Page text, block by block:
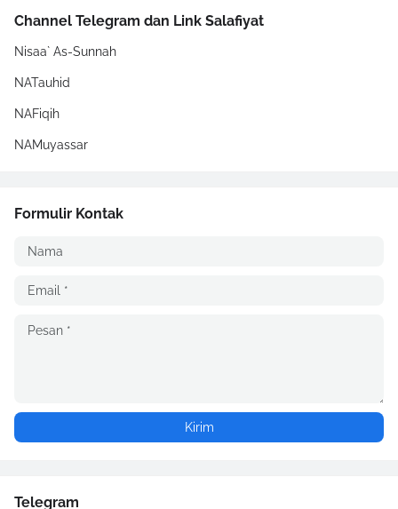
Channel Telegram dan Link Salafiyat
Nisaa` As-Sunnah
NATauhid
NAFiqih
NAMuyassar
Formulir Kontak
Telegram